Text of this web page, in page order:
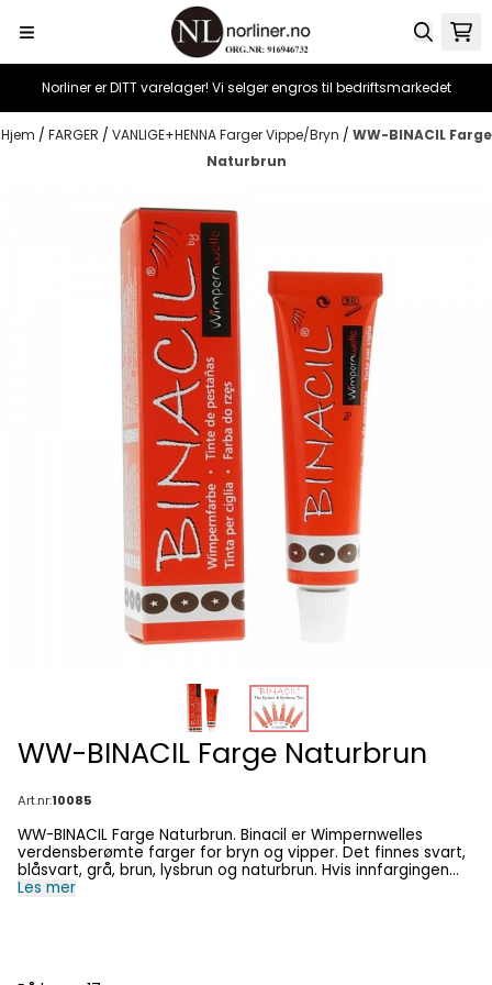
Hopp til innhold
Norliner er DITT varelager! Vi selger engros til bedriftsmarkedet
Hjem / FARGER / VANLIGE+HENNA Farger Vippe/Bryn / WW-BINACIL Farge
Naturbrun
WW-BINACIL Farge Naturbrun
Art.nr:10085
WW-BINACIL Farge Naturbrun. Binacil er Wimpernwelles
verdensberømte farger for bryn og vipper. Det finnes svart,
blåsvart, grå, brun, lysbrun og naturbrun. Hvis innfargingen
med Binacil gjøres rett etter en Wimpernwelle KLASSISK eller
Les mer